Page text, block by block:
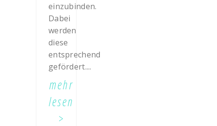
einzubinden.
Dabei
werden
diese
entsprechend
gefördert....
mehr
lesen